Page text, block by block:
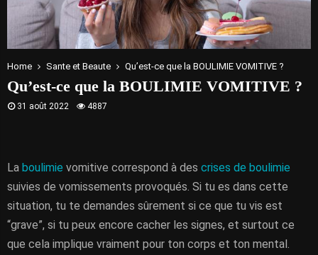
Home Sante et Beaute Qu’est-ce que la BOULIMIE VOMITIVE ?
Qu’est-ce que la BOULIMIE VOMITIVE ?
31 août 2022 4887
La boulimie vomitive correspond à des crises de boulimie
suivies de vomissements provoqués. Si tu es dans cette
situation, tu te demandes sûrement si ce que tu vis est
“grave”, si tu peux encore cacher les signes, et surtout ce
que cela implique vraiment pour ton corps et ton mental.